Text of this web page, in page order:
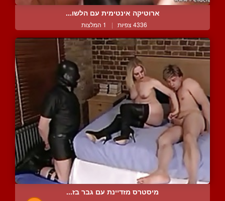
ארוטיקה אינטימית עם הלשו...
4336 צפיות | 1 המלצות
מיסטרס מזדיינת עם גבר בז...